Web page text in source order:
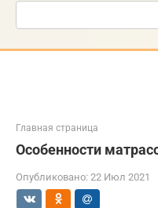
Поиск:
Главная страница
Особенности
Опубликовано: 22 Июл 2021